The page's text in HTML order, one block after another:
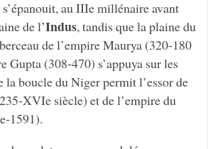
au IIIe millénaire avant
de l’Indus, tandis que la plaine du
de l’empire Maurya (320-180
Gupta (308-470) s’appuya sur les
la boucle du Niger permit l’essor de
XVIe siècle) et de l’empire du
1591).